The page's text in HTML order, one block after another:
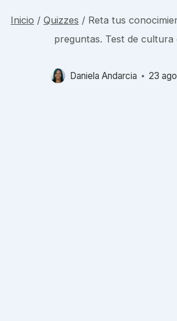
Inicio / Quizzes / Reta tus
preguntas. Test de cultura
Daniela Andarcia 23